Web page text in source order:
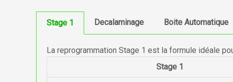
Stage 1 Decalaminage Boite Automatique
La reprogrammation Stage 1 est la formule idéale
Stage 1